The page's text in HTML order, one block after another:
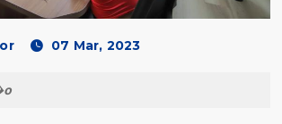
07 Mar, 2023